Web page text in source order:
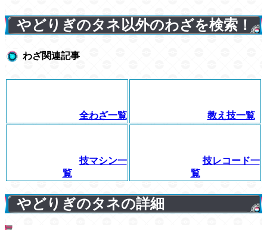
やどりぎのタネ以外のわざを検索！
わざ関連記事
全わざ一覧 教え技一覧
技マシン一
覧
技レコード一
覧
やどりぎのタネの詳細